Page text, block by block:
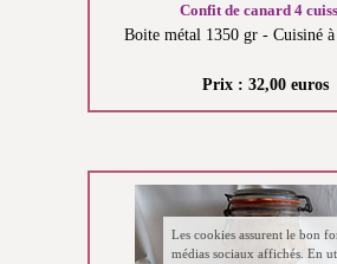
Confit de canard 4
Boite métal 1350 gr - Cuisiné
Prix : 32,00 euros
Les cookies assurent le bon
médias sociaux affichés. En